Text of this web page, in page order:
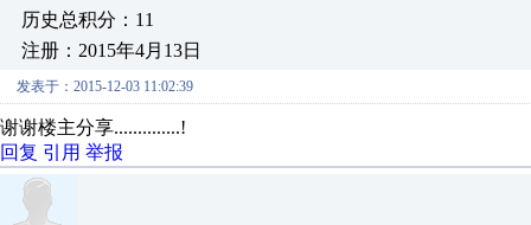
历史总积分：11
注册：2015年4月13日
发表于：2015-12-03 11:02:39
谢谢楼主分享..............!
回复 引用 举报